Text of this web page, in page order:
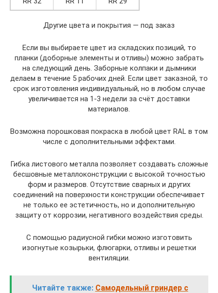
Другие цвета и покрытия — под заказ
Если вы выбираете цвет из складских позиций, то
планки (доборные элементы и отливы) можно забрать
на следующий день. Заборные колпаки и дымники
делаем в течение 5 рабочих дней. Если цвет заказной, то
срок изготовления индивидуальный, но в любом случае
увеличивается на 1-3 недели за счёт доставки
материалов.
Возможна порошковая покраска в любой цвет RAL в том
числе с дополнительными эффектами.
Гибка листового металла позволяет создавать сложные
бесшовные металлоконструкции с высокой точностью
форм и размеров. Отсутствие сварных и других
соединений на поверхности конструкции обеспечивает
не только ее эстетичность, но и дополнительную
защиту от коррозии, негативного воздействия среды.
С помощью радиусной гибки можно изготовить
изогнутые козырьки, флюгарки, отливы и решетки
вентиляции.
Читайте также: Самодельный гриндер с